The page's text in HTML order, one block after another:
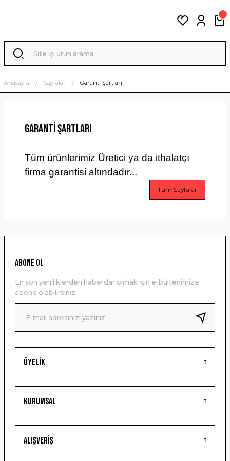
Anasayfa Sayfalar Garanti Şartları
Garanti Şartları
Tüm ürünlerimiz Üretici ya da ithalatçı
firma garantisi altındadır...
Tüm Sayfalar
Üyelik
Kurumsal
Alışveriş
ABONE OL
En son yeniliklerden haberdar olmak için e-bültenimize
abone olabilirsiniz.